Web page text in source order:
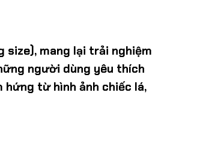
mang lại trải nghiệm
người dùng yêu thích
từ hình ảnh chiếc lá,